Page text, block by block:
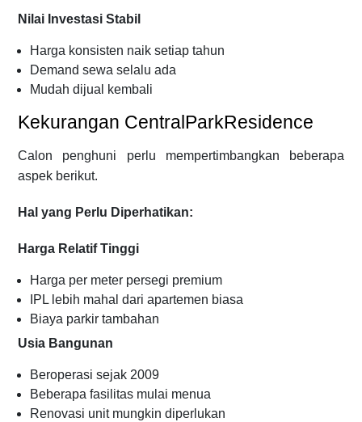
Nilai Investasi Stabil
Harga konsisten naik setiap tahun
Demand sewa selalu ada
Mudah dijual kembali
Kekurangan CentralParkResidence
Calon penghuni perlu mempertimbangkan beberapa
aspek berikut.
Hal yang Perlu Diperhatikan:
Harga Relatif Tinggi
Harga per meter persegi premium
IPL lebih mahal dari apartemen biasa
Biaya parkir tambahan
Usia Bangunan
Beroperasi sejak 2009
Beberapa fasilitas mulai menua
Renovasi unit mungkin diperlukan